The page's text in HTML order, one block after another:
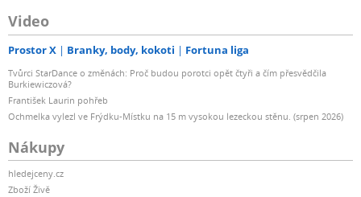
Video
Prostor X Branky, body, kokoti Fortuna liga
Tvůrci StarDance o změnách: Proč budou porotci opět čtyři a čím přesvědčila
Burkiewiczová?
František Laurin pohřeb
Ochmelka vylezl ve Frýdku-Místku na 15 m vysokou lezeckou stěnu. (srpen 2026)
Nákupy
hledejceny.cz
Zboží Živě